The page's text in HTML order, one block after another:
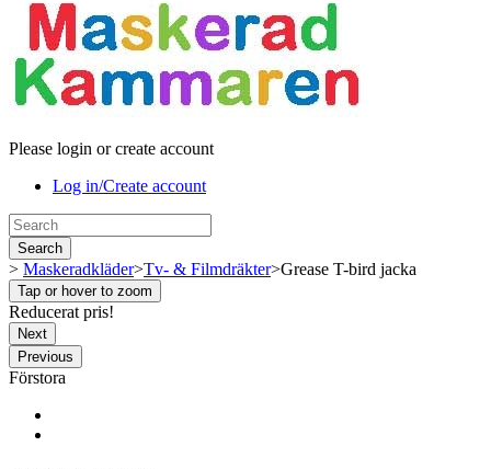
Please login or create account
Log in/Create account
Search
> Maskeradkläder>Tv- & Filmdräkter>Grease T-bird jacka
Tap or hover to zoom
Reducerat pris!
Next
Previous
Förstora